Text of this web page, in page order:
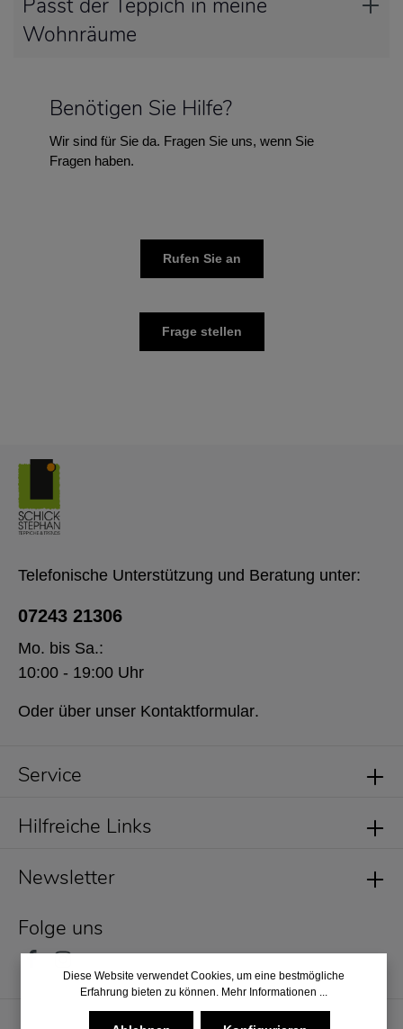
Passt der Teppich in meine
Wohnräume
Benötigen Sie Hilfe?
Wir sind für Sie da. Fragen Sie uns, wenn Sie
Fragen haben.
Rufen Sie an
Frage stellen
Service
Newsletter
Folge uns
Telefonische Unterstützung und Beratung unter:
07243 21306
Mo. bis Sa.:
10:00 - 19:00 Uhr
Oder über unser Kontaktformular.
Hilfreiche Links
Diese Website verwendet Cookies, um eine bestmögliche
Erfahrung bieten zu können. Mehr Informationen ...